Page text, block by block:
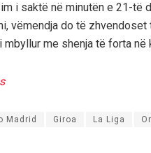
i saktë në minutën e 21-të
vëmendja do të
me shenja të forta në
Madrid Giroa La Liga